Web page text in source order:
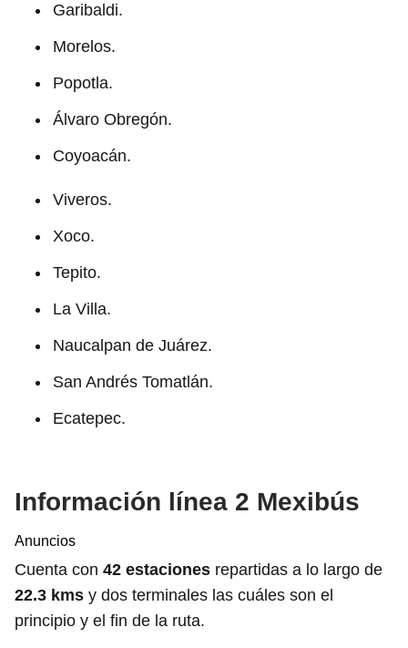
Garibaldi.
Morelos.
Popotla.
Álvaro Obregón.
Coyoacán.
Viveros.
Xoco.
Tepito.
La Villa.
Naucalpan de Juárez.
San Andrés Tomatlán.
Ecatepec.
Información línea 2 Mexibús
Anuncios
Cuenta con 42 estaciones repartidas a lo largo de
22.3 kms y dos terminales las cuáles son el
principio y el fin de la ruta.